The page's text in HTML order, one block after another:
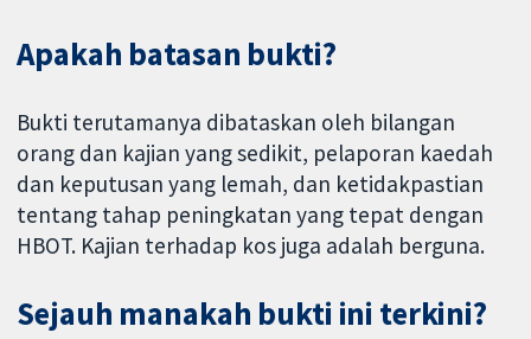
Apakah batasan bukti?
Bukti terutamanya dibataskan oleh bilangan
orang dan kajian yang sedikit, pelaporan kaedah
dan keputusan yang lemah, dan ketidakpastian
tentang tahap peningkatan yang tepat dengan
HBOT. Kajian terhadap kos juga adalah berguna.
Sejauh manakah bukti ini terkini?